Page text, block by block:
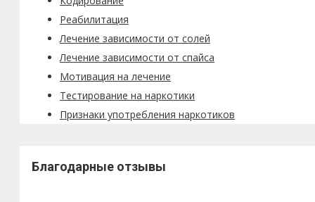
Реабилитация
Лечение зависимости от солей
Лечение зависимости от спайса
Мотивация на лечение
Тестирование на наркотики
Признаки употребления наркотиков
Благодарные отзывы